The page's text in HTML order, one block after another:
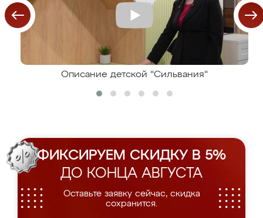
Описание детской "Сильвания"
ФИКСИРУЕМ СКИДКУ В 5%
ДО КОНЦА АВГУСТА
Оставьте заявку сейчас, скидка
сохранится.